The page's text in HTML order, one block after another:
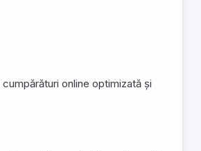
online optimizată și